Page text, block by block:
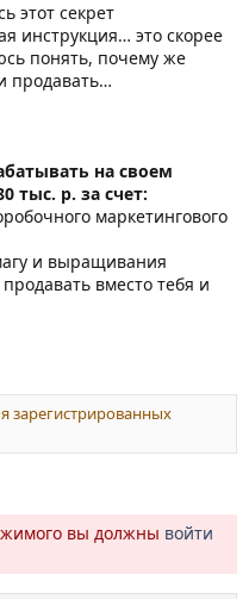
этот секрет
инструкция… это скорее
понять, почему же
продавать…
на своем
тыс. р. за счет:
маркетингового
и выращивания
вместо тебя и
зарегистрированных
вы должны войти